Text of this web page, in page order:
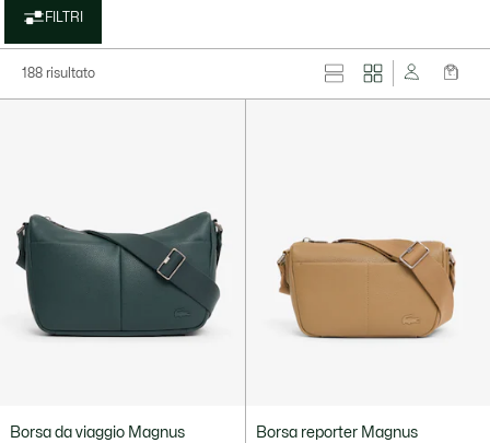
FILTRI
188 risultato
Borsa da viaggio Magnus Borsa reporter Magnus